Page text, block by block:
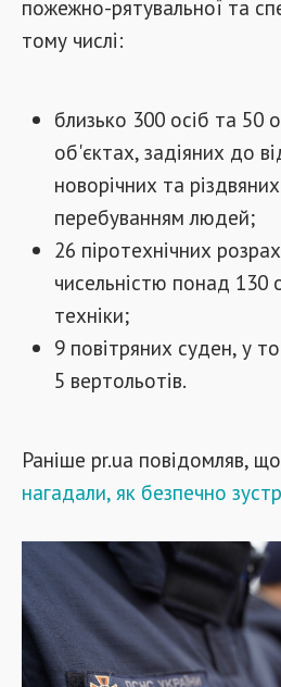
пожежно-рятувальної та
тому числі:
близько 300 осіб та 50
об'єктах, задіяних до
новорічних та
перебуванням людей;
26 піротехнічних
чисельністю понад 130
техніки;
9 повітряних суден, у
5 вертольотів.
Раніше pr.ua повідомляв, що
нагадали, як безпечно